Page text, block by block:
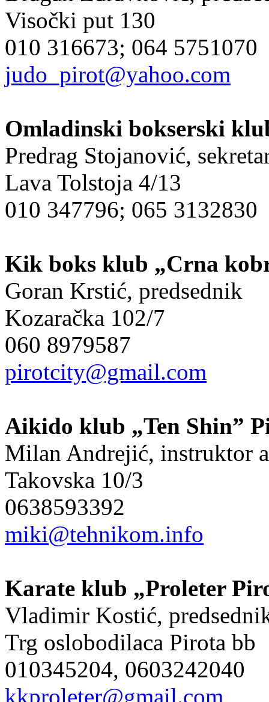
Visočki put 130
010 316673; 064 5751070
judo_pirot@yahoo.com
Omladinski bokserski
Predrag Stojanović,
Lava Tolstoja 4/13
010 347796; 065 3132830
Kik boks klub „Crna
Goran Krstić, predsednik
Kozaračka 102/7
060 8979587
pirotcity@gmail.com
Aikido klub „Ten Shin”
Milan Andrejić, instruktor
Takovska 10/3
0638593392
miki@tehnikom.info
Karate klub „Proleter
Vladimir Kostić,
Trg oslobodilaca Pirota bb
010345204, 0603242040
kkproleter@gmail.com